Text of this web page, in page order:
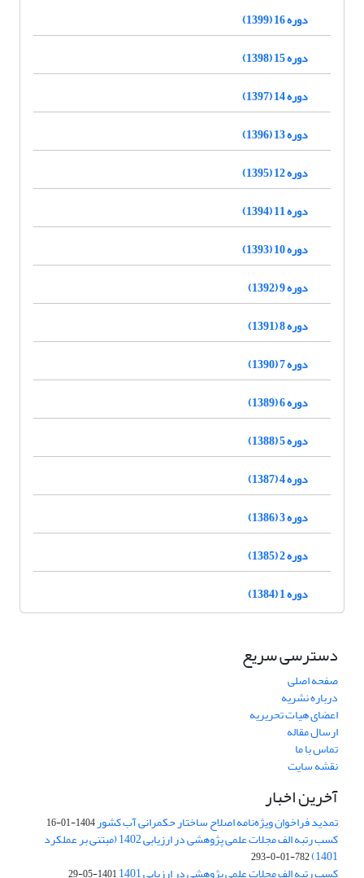
دوره 16 (1399)
دوره 15 (1398)
دوره 14 (1397)
دوره 13 (1396)
دوره 12 (1395)
دوره 11 (1394)
دوره 10 (1393)
دوره 9 (1392)
دوره 8 (1391)
دوره 7 (1390)
دوره 6 (1389)
دوره 5 (1388)
دوره 4 (1387)
دوره 3 (1386)
دوره 2 (1385)
دوره 1 (1384)
دسترسی سریع
صفحه اصلی
درباره نشریه
اعضای هیات تحریریه
ارسال مقاله
تماس با ما
نقشه سایت
آخرین اخبار
تمدید فراخوان ویژه‌نامه اصلاح ساختار حکمرانی آب کشور1404-01-16
کسب رتبه الف مجلات علمی پژوهشی در ارزیابی 1402 (مبتنی بر عملکرد
1401)
782-01-0-293
کسب رتبه الف مجلات علمی پژوهشی در ارزیابی 1401 1401-05-29